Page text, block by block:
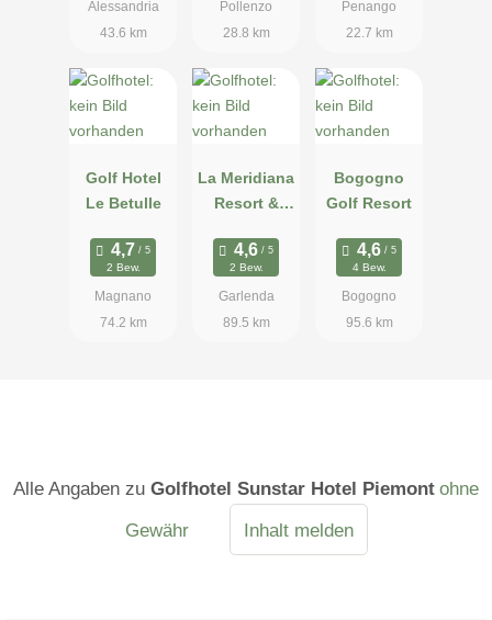
Alessandria
43.6 km
Pollenzo
28.8 km
Penango
22.7 km
Golf Hotel
Le Betulle
2 Bew.
Magnano
74.2 km
La Meridiana
Resort &
2 Bew.
Garlenda
89.5 km
Bogogno
Golf Resort
4 Bew.
Bogogno
95.6 km
Alle Angaben zu Golfhotel Sunstar Hotel Piemont ohne
Gewähr
Inhalt melden